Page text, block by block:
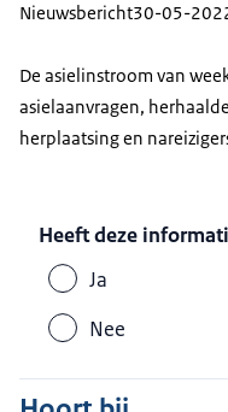
Nieuwsbericht30-05-
De asielinstroom van
asielaanvragen,
herplaatsing en
Heeft deze
Ja
Nee